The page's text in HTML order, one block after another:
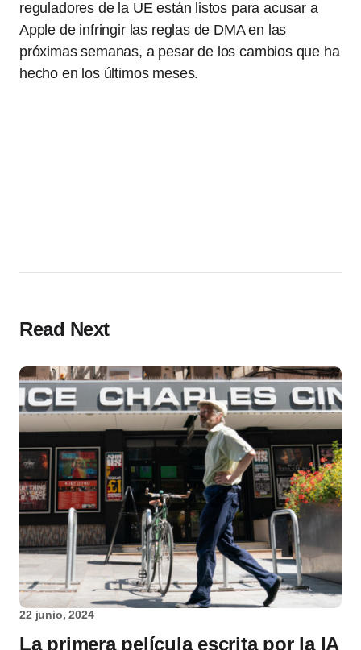
reguladores de la UE están listos para acusar a
Apple de infringir las reglas de DMA en las
próximas semanas, a pesar de los cambios que ha
hecho en los últimos meses.
Read Next
22 junio, 2024
La primera película escrita por la IA